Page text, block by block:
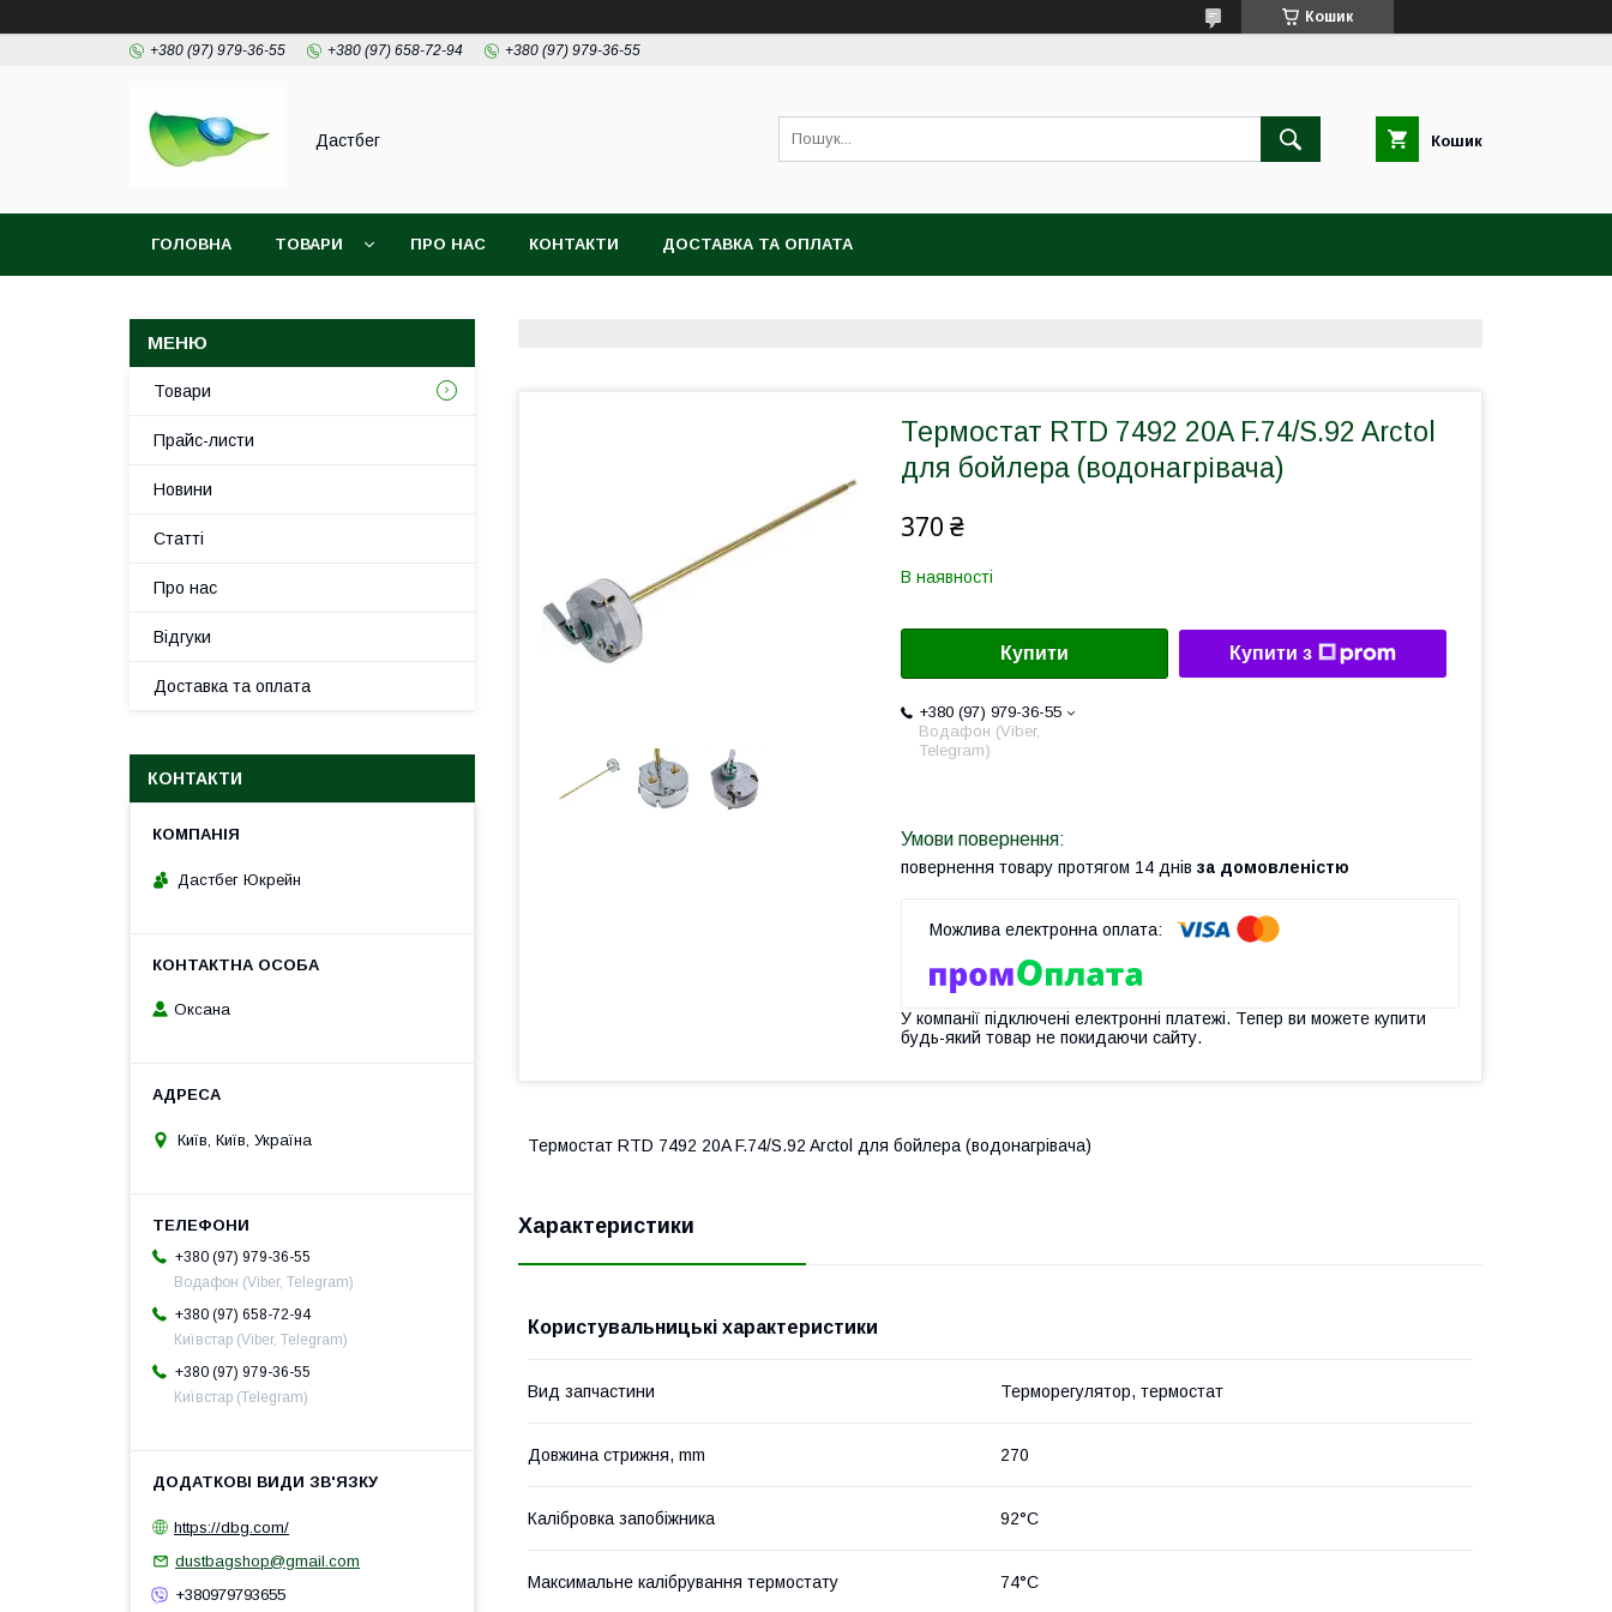
Кошик
+380 (97) 979-36-55 +380 (97) 658-72-94 +380 (97) 979-36-55
Дастбег Кошик
ГОЛОВНА ТОВАРИ ПРО НАС КОНТАКТИ ДОСТАВКА ТА ОПЛАТА
Термостат RTD 7492 20A F.74/S.92 Arctol
для бойлера (водонагрівача)
370 ₴
В наявності
Купити Купити з
+380 (97) 979-36-55
Водафон (Viber,
Telegram)
повернення товару протягом 14 днів за домовленістю
У компанії підключені електронні платежі. Тепер ви можете купити
будь-який товар не покидаючи сайту.
Термостат RTD 7492 20A F.74/S.92 Arctol для бойлера (водонагрівача)
Характеристики
Користувальницькі характеристики
Вид запчастини Терморегулятор, термостат
Довжина стрижня, mm 270
Калібровка запобіжника 92°C
Максимальне калібрування термостату 74°C
Товари
Прайс-листи
Новини
Статті
Про нас
Відгуки
Доставка та оплата
КОНТАКТИ
Дастбег Юкрейн
Оксана
Київ, Київ, Україна
+380 (97) 979-36-55
Водафон (Viber, Telegram)
+380 (97) 658-72-94
Київстар (Viber, Telegram)
+380 (97) 979-36-55
Київстар (Telegram)
https://dbg.com/
dustbagshop@gmail.com
+380979793655